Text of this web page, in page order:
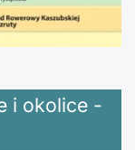
i okolice -